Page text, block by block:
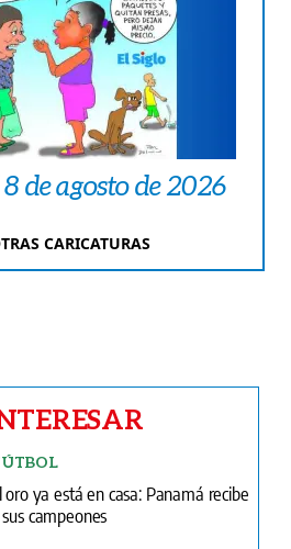
de agosto de 2026
CARICATURAS
oro ya está en casa: Panamá recibe
campeones
Mariano Rivera y Ramiro
regresan al Yankee Stadium